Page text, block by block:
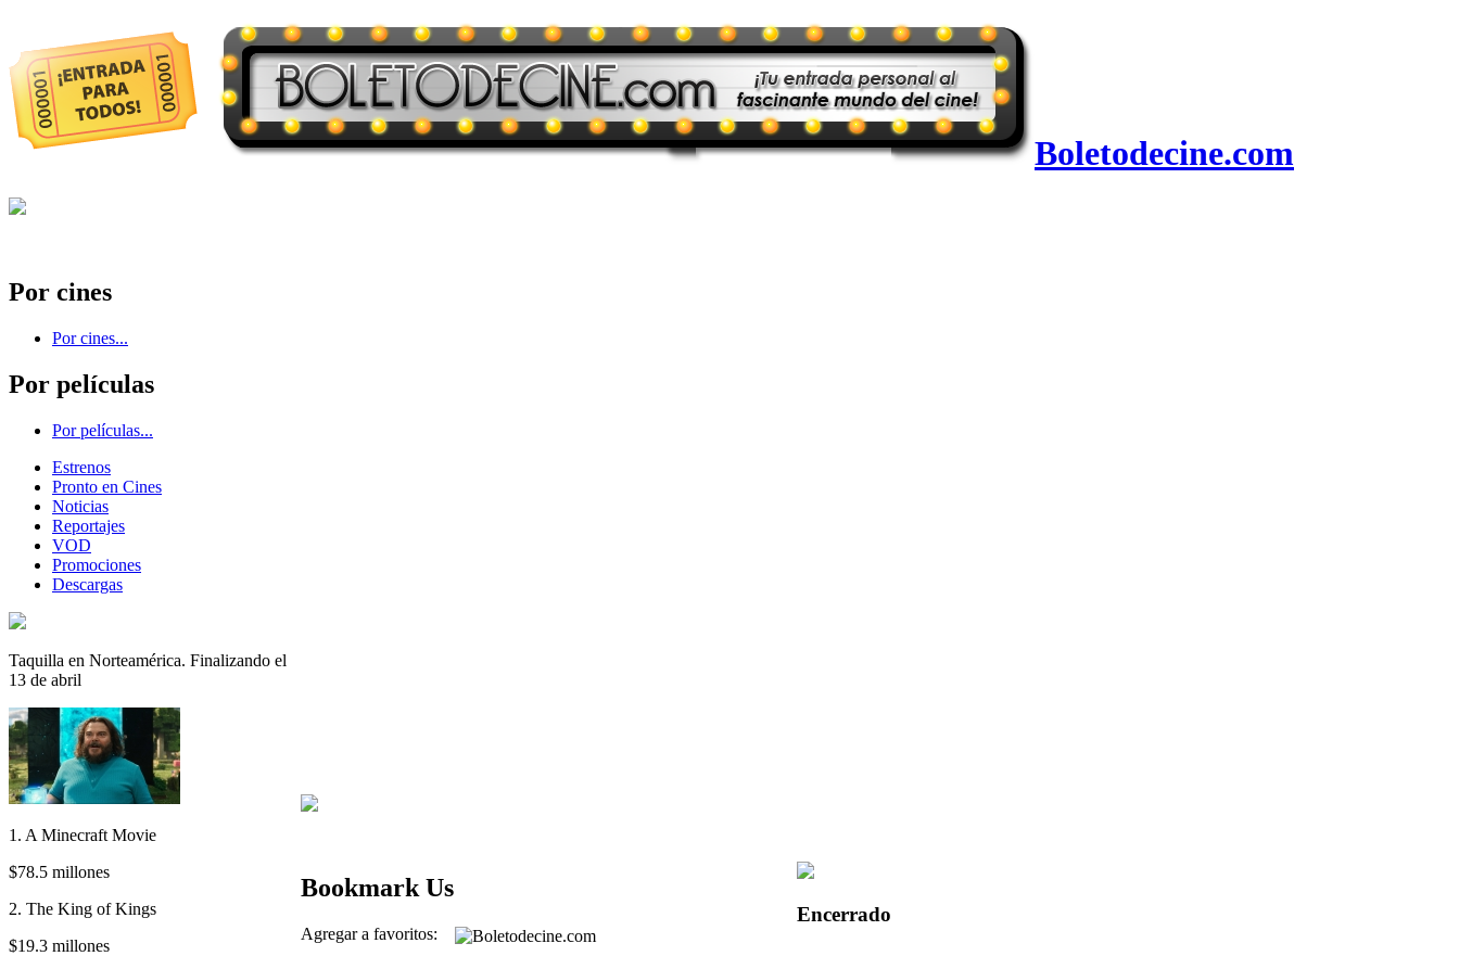
Boletodecine.com
Por cines
Por cines...
Por películas
Por películas...
Estrenos
Pronto en Cines
Noticias
Reportajes
VOD
Promociones
Descargas
Taquilla en Norteamérica. Finalizando el
13 de abril
1. A Minecraft Movie
$78.5 millones
2. The King of Kings
$19.3 millones
Bookmark Us
Agregar a favoritos:
Encerrado